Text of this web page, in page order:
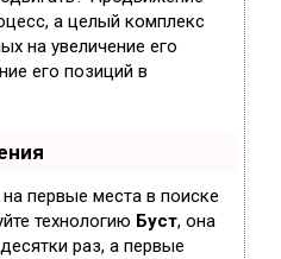
а целый комплекс
на увеличение его
его позиций в
первые места в поиске
технологию Буст, она
раз, а первые